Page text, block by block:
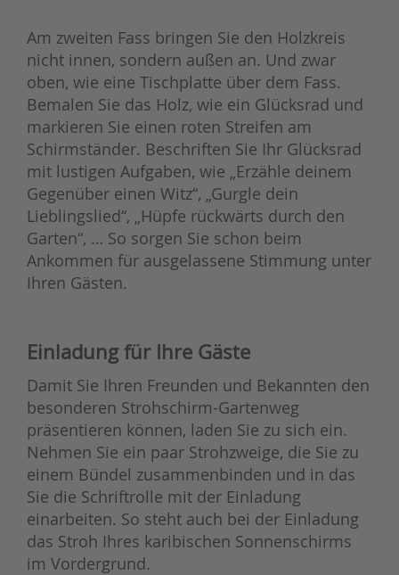
Am zweiten Fass bringen Sie den Holzkreis
nicht innen, sondern außen an. Und zwar
oben, wie eine Tischplatte über dem Fass.
Bemalen Sie das Holz, wie ein Glücksrad und
markieren Sie einen roten Streifen am
Schirmständer. Beschriften Sie Ihr Glücksrad
mit lustigen Aufgaben, wie „Erzähle deinem
Gegenüber einen Witz“, „Gurgle dein
Lieblingslied“, „Hüpfe rückwärts durch den
Garten“, … So sorgen Sie schon beim
Ankommen für ausgelassene Stimmung unter
Ihren Gästen.
Einladung für Ihre Gäste
Damit Sie Ihren Freunden und Bekannten den
besonderen Strohschirm-Gartenweg
präsentieren können, laden Sie zu sich ein.
Nehmen Sie ein paar Strohzweige, die Sie zu
einem Bündel zusammenbinden und in das
Sie die Schriftrolle mit der Einladung
einarbeiten. So steht auch bei der Einladung
das Stroh Ihres karibischen Sonnenschirms
im Vordergrund.